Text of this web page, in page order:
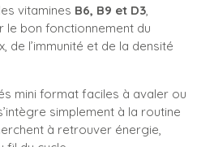
vitamines B6, B9 et D3,
le bon fonctionnement du
de l’immunité et de la densité
mini format faciles à avaler ou
simplement à la routine
à retrouver énergie,